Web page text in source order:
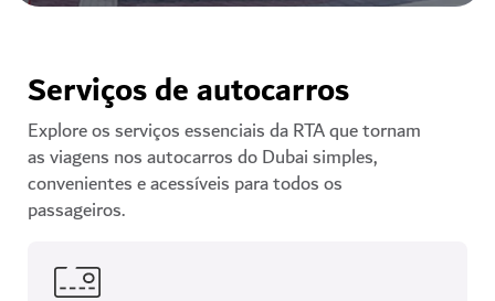
Serviços de autocarros
Explore os serviços essenciais da RTA que tornam
as viagens nos autocarros do Dubai simples,
convenientes e acessíveis para todos os
passageiros.